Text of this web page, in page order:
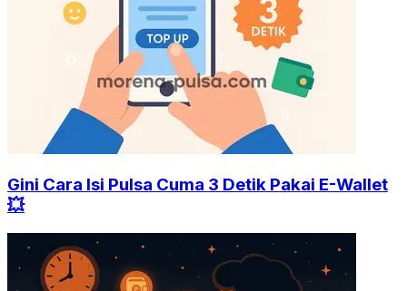
Gini Cara Isi Pulsa Cuma 3 Detik Pakai E-Wallet
💥